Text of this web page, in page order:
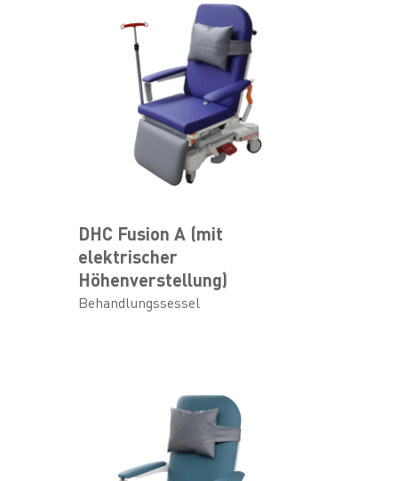
DHC Fusion A (mit
elektrischer
Höhenverstellung)
Behandlungssessel